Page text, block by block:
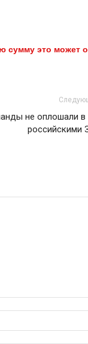
сумму это может
не оплошали в
российскими